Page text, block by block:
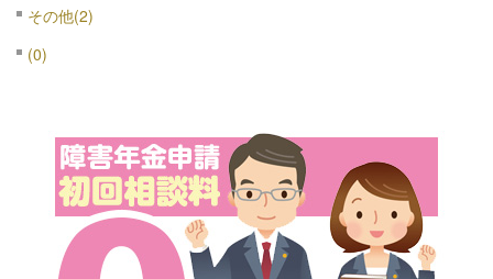
その他(2)
(0)